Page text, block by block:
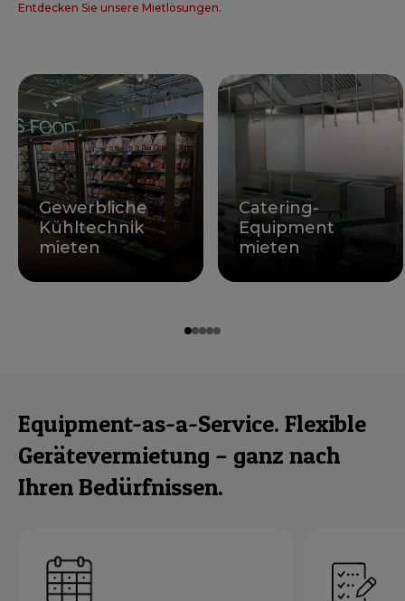
Entdecken Sie unsere Mietlösungen.
Gewerbliche
Kühltechnik
mieten
Catering-
Equipment
mieten
Equipment-as-a-Service. Flexible
Gerätevermietung – ganz nach
Ihren Bedürfnissen.